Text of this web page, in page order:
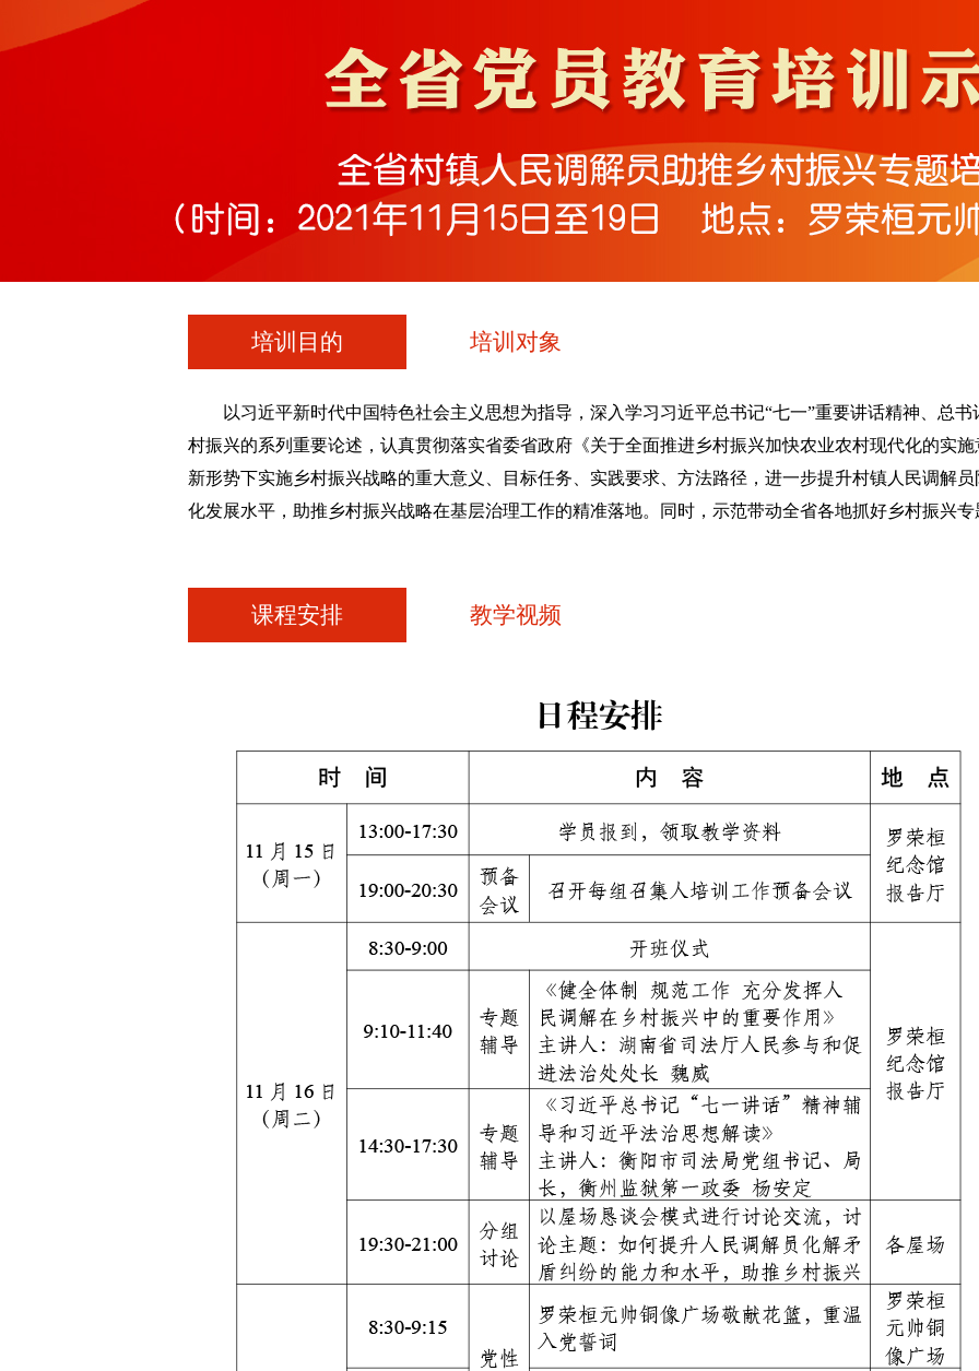
培训目的 培训对象
以习近平新时代中国特色社会主义思想为指导，深入学习习近平总书记“七一”重要讲话精神、总
村振兴的系列重要论述，认真贯彻落实省委省政府《关于全面推进乡村振兴加快农业农村现代化的实
新形势下实施乡村振兴战略的重大意义、目标任务、实践要求、方法路径，进一步提升村镇人民调解
化发展水平，助推乡村振兴战略在基层治理工作的精准落地。同时，示范带动全省各地抓好乡村振兴专
课程安排 教学视频